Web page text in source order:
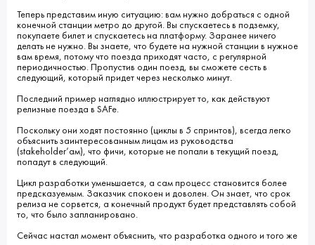
Теперь представим иную ситуацию: вам нужно добраться с одной
конечной станции метро до другой. Вы спускаетесь в подземку,
покупаете билет и спускаетесь на платформу. Заранее ничего
делать не нужно. Вы знаете, что будете на нужной станции в нужное
вам время, потому что поезда приходят часто, с регулярной
периодичностью. Пропустив один поезд, вы сможете сесть в
следующий, который придет через несколько минут.
Последний пример наглядно иллюстрирует то, как действуют
релизные поезда в SAFe.
Поскольку они ходят постоянно (циклы в 5 спринтов), всегда легко
объяснить заинтересованным лицам из руководства
(stakeholder’ам), что фичи, которые не попали в текущий поезд,
попадут в следующий.
Цикл разработки уменьшается, а сам процесс становится более
предсказуемым. Заказчик спокоен и доволен. Он знает, что срок
релиза не сорвется, а конечный продукт будет представлять собой
то, что было запланировано.
Сейчас настал момент объяснить, что разработка одного и того же